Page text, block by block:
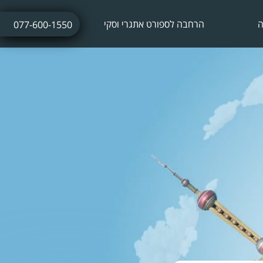
הרחבה לספורט אתגרי וסקי
ביטוח חו"ל לתחרויות ספורט
ביטוח נסיעות לתרמילאים
ביטוח נסיעות עסקיות
ביטוח נסיעות לשייט הפלגה
077-600-1550